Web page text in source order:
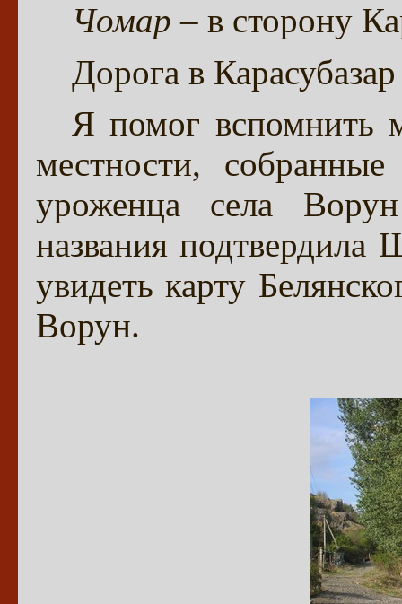
Чомар – в сторону
Дорога в
Я помог вспомнить
местности,
уроженца села
названия
увидеть карту
Ворун.